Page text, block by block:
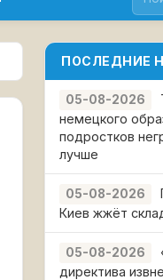
ПОСЛЕДНИЕ
05-08-2026
немецкого
подростков
лучше
05-08-2026
Киев жжёт
05-08-2026
директива